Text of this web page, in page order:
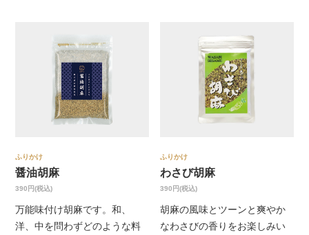
ふりかけ
醤油胡麻
390円(税込)
万能味付け胡麻です。和、
洋、中を問わずどのような料
ふりかけ
わさび胡麻
390円(税込)
胡麻の風味とツーンと爽やか
なわさびの香りをお楽しみい